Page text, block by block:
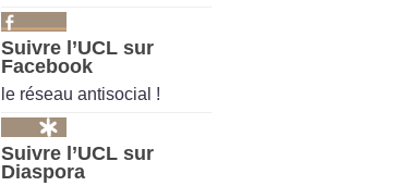
Suivre l’UCL sur
Facebook
le réseau antisocial !
Suivre l’UCL sur
Diaspora